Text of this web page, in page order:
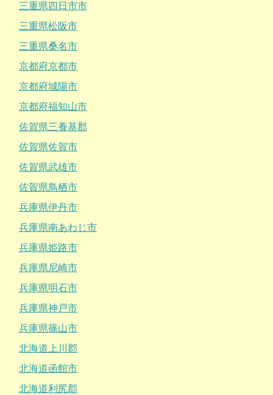
三重県四日市市
三重県松阪市
三重県桑名市
京都府京都市
京都府城陽市
京都府福知山市
佐賀県三養基郡
佐賀県佐賀市
佐賀県武雄市
佐賀県鳥栖市
兵庫県伊丹市
兵庫県南あわじ市
兵庫県姫路市
兵庫県尼崎市
兵庫県明石市
兵庫県神戸市
兵庫県篠山市
北海道上川郡
北海道函館市
北海道利尻郡